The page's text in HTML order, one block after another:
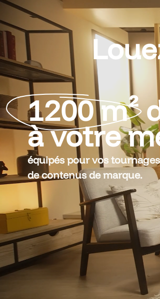
1200 m²
à votre
équipés pour vos
de contenus de marque.
Un besoin urgent ? Un
accueillent dans des
selon votre projet.
De la simple location à la
possible !
Réservez votre créneau